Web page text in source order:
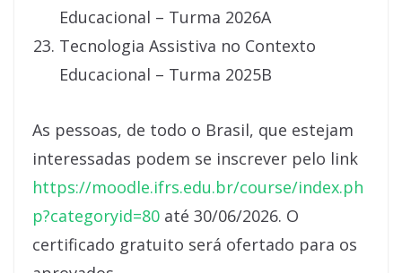
Educacional – Turma 2026A
Tecnologia Assistiva no Contexto
Educacional – Turma 2025B
As pessoas, de todo o Brasil, que estejam
interessadas podem se inscrever pelo link
https://moodle.ifrs.edu.br/course/index.ph
p?categoryid=80 até 30/06/2026. O
certificado gratuito será ofertado para os